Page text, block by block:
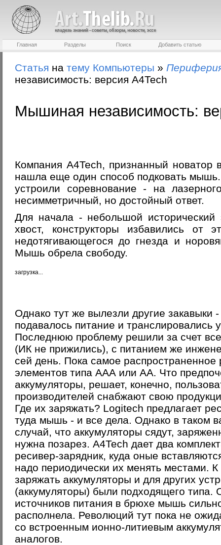
Главная Разделы Поиск Добавить статью
Статья на тему Компьютеры »
независимость: версия A4Tech
Мышиная независимость:
Компания A4Tech, признанный новатор
нашла еще один способ подковать
устроили соревнование - на
несимметричный, но достойный ответ.
Для начала - небольшой
хвост, конструкторы избавились от
недотягивающегося до гнезда и
Мышь обрела свободу.
загрузка...
Однако тут же вылезли другие закавыки
подавалось питание и транслировались
Последнюю проблему решили за счет
(ИК не прижились), с питанием же
сей день. Пока самое распространенное
элементов типа ААА или АА. Что
аккумуляторы, решает, конечно,
производителей снабжают свою
Где их заряжать? Logitech предлагает
туда мышь - и все дела. Однако в таком
случай, что аккумуляторы сядут,
нужна позарез. A4Tech дает два
ресивер-зарядник, куда оные
надо периодически их менять местами.
заряжать аккумуляторы и для других
(аккумуляторы) были подходящего типа.
источников питания в брюхе мышь
располнела. Революций тут пока не
со встроенным ионно-литиевым
аналогов.